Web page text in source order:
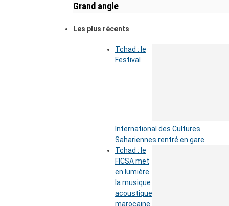
Grand angle
Les plus récents
Tchad : le
Festival
International des Cultures
Sahariennes rentré en gare
Tchad : le
FICSA met
en lumière
la musique
acoustique
marocaine